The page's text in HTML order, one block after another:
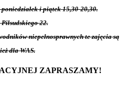
i piątek 15,30-20,30.
22.
niepełnosprawnych te zajęcia są
dla WAS.
ZAPRASZAMY!